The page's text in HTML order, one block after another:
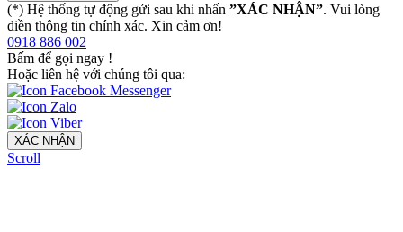
(*) Hệ thống tự động gửi sau khi nhấn ”XÁC NHẬN”. Vui lòng
điền thông tin chính xác. Xin cảm ơn!
0918 886 002
Bấm để gọi ngay !
Hoặc liên hệ với chúng tôi qua:
XÁC NHẬN
Scroll